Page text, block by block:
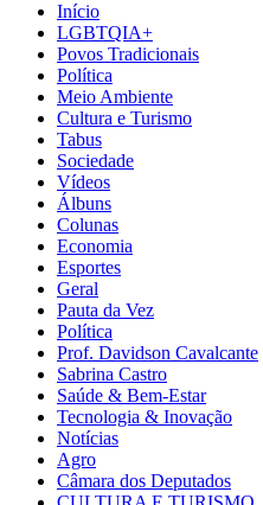
Início
LGBTQIA+
Povos Tradicionais
Política
Meio Ambiente
Cultura e Turismo
Tabus
Sociedade
Vídeos
Álbuns
Colunas
Economia
Esportes
Geral
Pauta da Vez
Política
Prof. Davidson Cavalcante
Sabrina Castro
Saúde & Bem-Estar
Tecnologia & Inovação
Notícias
Agro
Câmara dos Deputados